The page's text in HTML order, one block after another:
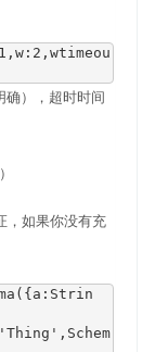
1 , w : 2 , wtimeou
确），超时时间
，如果你没有充
({ a : Strin
'Thing' , Schem